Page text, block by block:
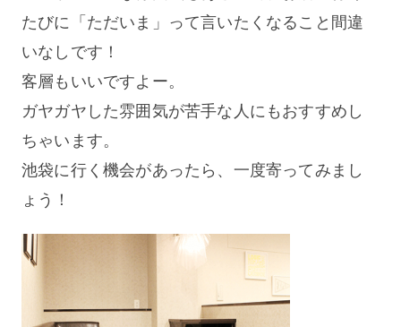
たびに「ただいま」って言いたくなること間違
いなしです！
客層もいいですよー。
ガヤガヤした雰囲気が苦手な人にもおすすめし
ちゃいます。
池袋に行く機会があったら、一度寄ってみまし
ょう！